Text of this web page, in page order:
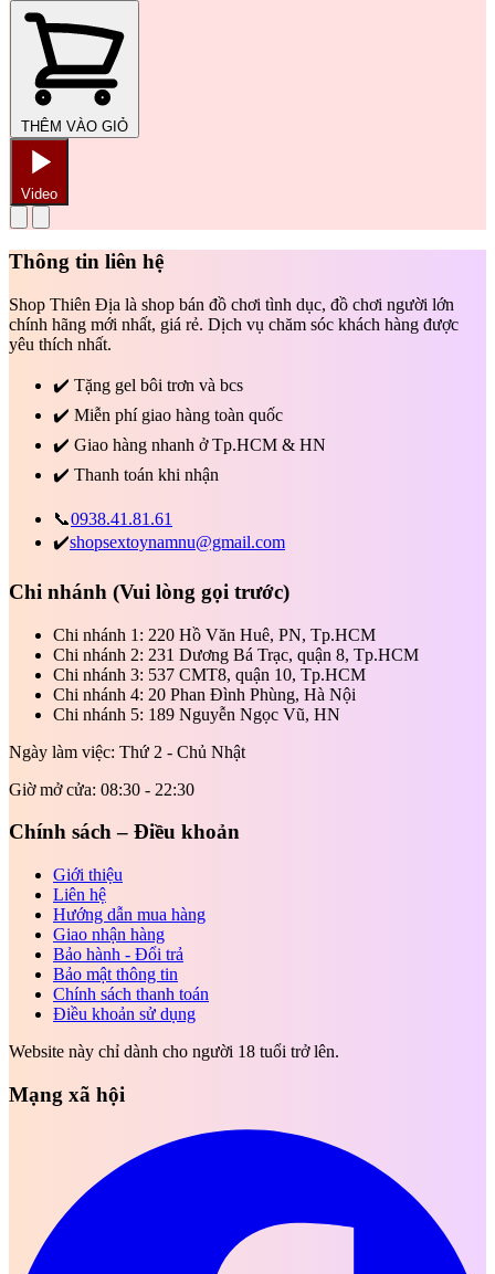
THÊM VÀO GIỎ
Video
Thông tin liên hệ
Shop Thiên Địa là shop bán đồ chơi tình dục, đồ chơi người lớn
chính hãng mới nhất, giá rẻ. Dịch vụ chăm sóc khách hàng được
yêu thích nhất.
✔️ Tặng gel bôi trơn và bcs
✔️ Miễn phí giao hàng toàn quốc
✔️ Giao hàng nhanh ở Tp.HCM & HN
✔️ Thanh toán khi nhận
📞0938.41.81.61
✔️shopsextoynamnu@gmail.com
Chi nhánh (Vui lòng gọi trước)
Chi nhánh 1: 220 Hồ Văn Huê, PN, Tp.HCM
Chi nhánh 2: 231 Dương Bá Trạc, quận 8, Tp.HCM
Chi nhánh 3: 537 CMT8, quận 10, Tp.HCM
Chi nhánh 4: 20 Phan Đình Phùng, Hà Nội
Chi nhánh 5: 189 Nguyễn Ngọc Vũ, HN
Ngày làm việc: Thứ 2 - Chủ Nhật
Giờ mở cửa: 08:30 - 22:30
Chính sách – Điều khoản
Giới thiệu
Liên hệ
Hướng dẫn mua hàng
Giao nhận hàng
Bảo hành - Đổi trả
Bảo mật thông tin
Chính sách thanh toán
Điều khoản sử dụng
Website này chỉ dành cho người 18 tuổi trở lên.
Mạng xã hội